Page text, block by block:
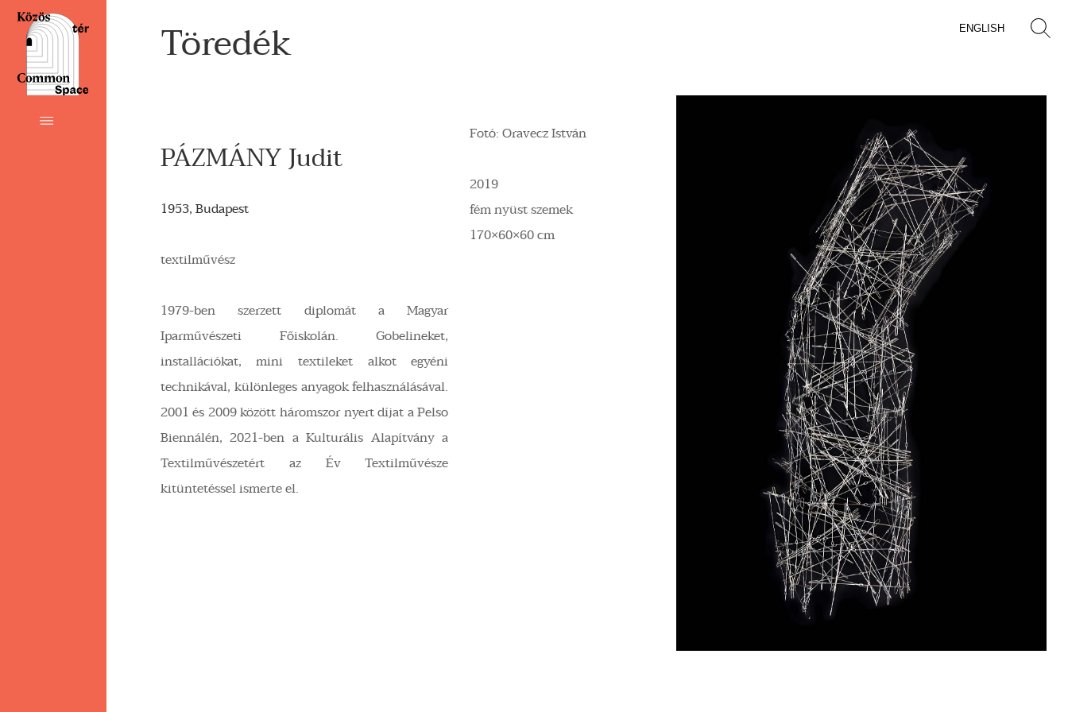
ENGLISH
Töredék
PÁZMÁNY Judit
1953, Budapest
textilművész
1979-ben szerzett diplomát a Magyar
Iparművészeti Főiskolán. Gobelineket,
installációkat, mini textileket alkot egyéni
technikával, különleges anyagok felhasználásával.
2001 és 2009 között háromszor nyert díjat a Pelso
Biennálén, 2021-ben a Kulturális Alapítvány a
Textilművészetért az Év Textilművésze
kitüntetéssel ismerte el.
Fotó: Oravecz István
2019
fém nyüst szemek
170×60×60 cm